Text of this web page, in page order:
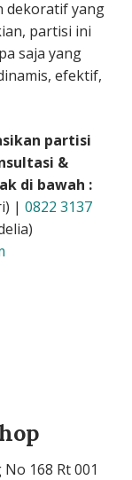
dekoratif yang
partisi ini
saja yang
efektif,
partisi
&
di bawah :
| 0822 3137
168 Rt 001